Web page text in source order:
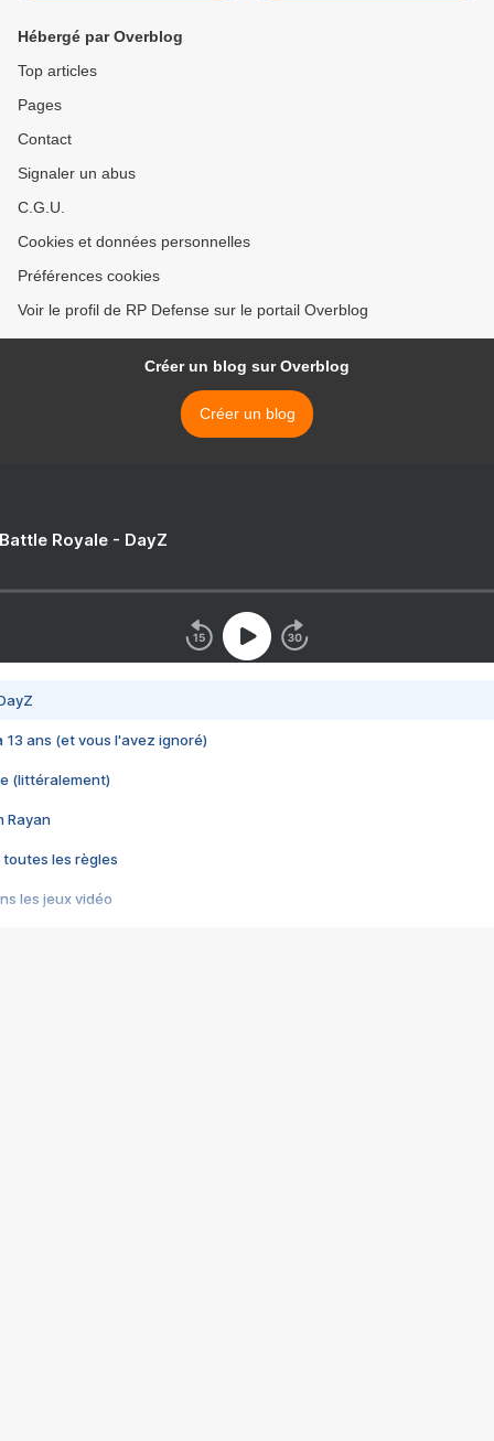
Hébergé par Overblog
Top articles
Pages
Contact
Signaler un abus
C.G.U.
Cookies et données personnelles
Préférences cookies
Voir le profil de RP Defense sur le portail Overblog
Créer un blog sur Overblog
Créer un blog
Royale - DayZ
13 ans (et vous l'avez ignoré)
(littéralement)
Rayan
toutes les règles
les jeux vidéo